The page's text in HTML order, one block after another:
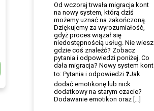
Od wczoraj trwała migracja kont
na nowy system, którą dziś
możemy uznać na zakończoną.
Dziękujemy za wyrozumiałość,
gdyż proces wiązał się
niedostępnością usług. Nie wiesz
gdzie coś znaleźć? Zobacz
pytania i odpowiedzi poniżej. Co
dała migracja? Nowy system kont
to: Pytania i odpowiedzi ❓Jak
dodać emotikonę lub nick
dodatkowy na starym czacie?
Dodawanie emotikon oraz […]